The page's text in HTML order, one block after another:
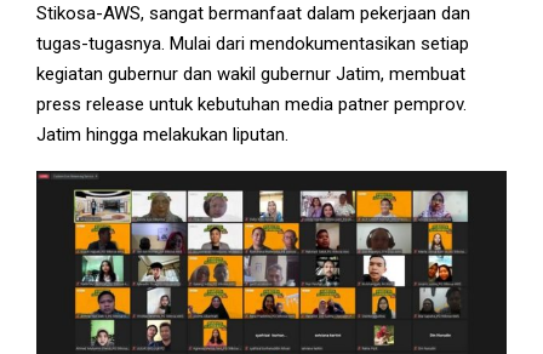
Stikosa-AWS, sangat bermanfaat dalam pekerjaan dan
tugas-tugasnya. Mulai dari mendokumentasikan setiap
kegiatan gubernur dan wakil gubernur Jatim, membuat
press release untuk kebutuhan media patner pemprov.
Jatim hingga melakukan liputan.